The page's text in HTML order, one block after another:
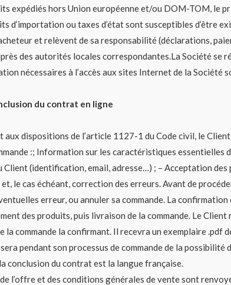
expédiés hors Union européenne et/ou DOM-TOM, le
d’importation ou taxes d’état sont susceptibles d’être
et relèvent de sa responsabilité (déclarations,
des autorités locales correspondantes.La Société se
nécessaires à l’accès aux sites Internet de la
du contrat en ligne
aux dispositions de l’article 1127-1 du Code civil, le
:; Information sur les caractéristiques essentielles
Client (identification, email, adresse…) ; – Acceptation
le cas échéant, correction des erreurs. Avant de
erreur, ou annuler sa commande. La
des produits, puis livraison de la commande. Le
la commande la confirmant. Il recevra un exemplaire .pdf
pendant son processus de commande de la
conclusion du contrat est la langue française.
l’offre et des conditions générales de vente sont